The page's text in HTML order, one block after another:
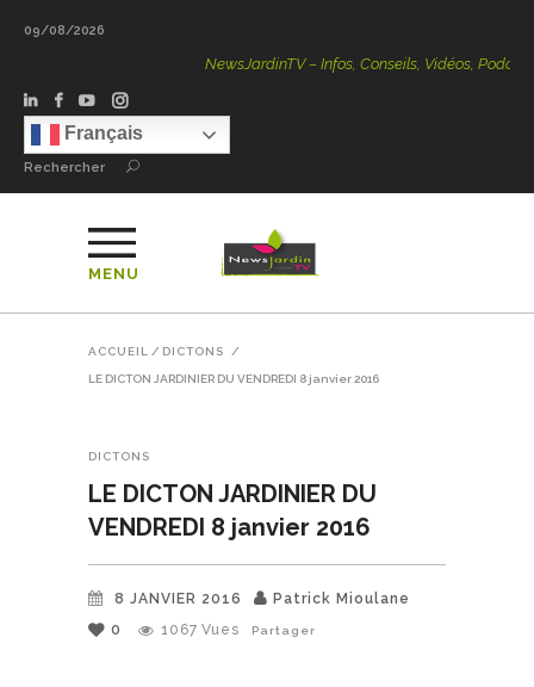
09/08/2026
NewsJardinTV – Infos, Conseils, Vidéos, Podcasts – 100
Français
Rechercher
MENU
ACCUEIL / DICTONS /
LE DICTON JARDINIER DU VENDREDI 8 janvier 2016
DICTONS
LE DICTON JARDINIER DU
VENDREDI 8 janvier 2016
8 JANVIER 2016
Patrick Mioulane
0
1067 Vues Partager